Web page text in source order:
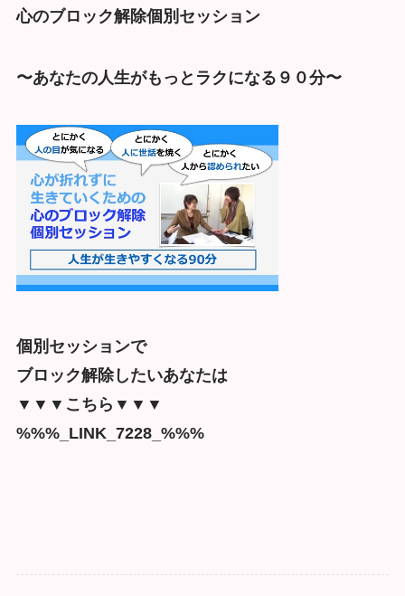
心のブロック解除個別セッション
〜あなたの人生がもっとラクになる９０分〜
個別セッションで
ブロック解除したいあなたは
▼▼▼こちら▼▼▼
%%%_LINK_7228_%%%